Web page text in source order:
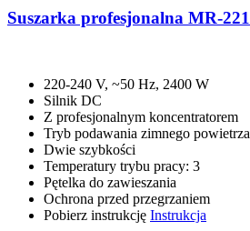
Suszarka profesjonalna MR-221
220-240 V, ~50 Hz, 2400 W
Silnik DC
Z profesjonalnym koncentratorem
Tryb podawania zimnego powietrza
Dwie szybkości
Temperatury trybu pracy: 3
Pętelka do zawieszania
Ochrona przed przegrzaniem
Pobierz instrukcję Instrukcja